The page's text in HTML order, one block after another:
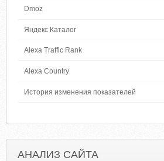
Dmoz
Яндекс Каталог
Alexa Traffic Rank
Alexa Country
История изменения показателей
АНАЛИЗ САЙТА